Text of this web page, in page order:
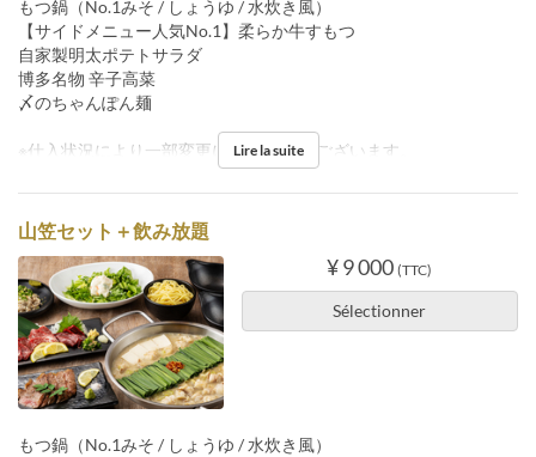
もつ鍋（No.1みそ / しょうゆ / 水炊き風）
【サイドメニュー人気No.1】柔らか牛すもつ
自家製明太ポテトサラダ
博多名物 辛子高菜
〆のちゃんぽん麺
※仕入状況により一部変更になる 場合がございます。
Lire la suite
山笠セット＋飲み放題
¥ 9 000 (TTC)
Sélectionner
もつ鍋（No.1みそ / しょうゆ / 水炊き風）